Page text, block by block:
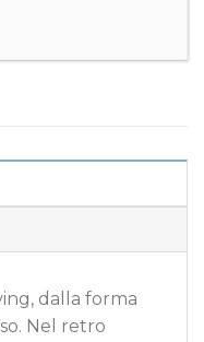
dalla forma
Nel retro